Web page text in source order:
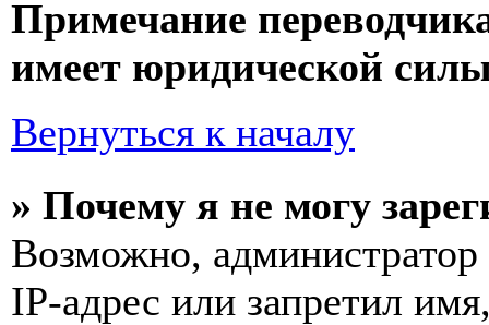
Примечание
имеет юридической
Вернуться к началу
» Почему я не могу
Возможно,
IP-адрес или запретил